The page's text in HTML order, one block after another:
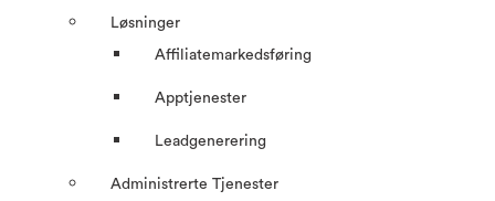
Løsninger
Affiliatemarkedsføring
Apptjenester
Leadgenerering
Administrerte Tjenester